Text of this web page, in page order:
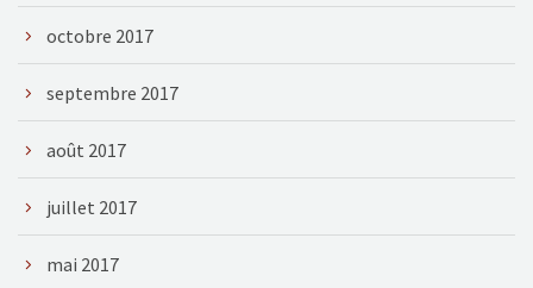
octobre 2017
septembre 2017
août 2017
juillet 2017
mai 2017